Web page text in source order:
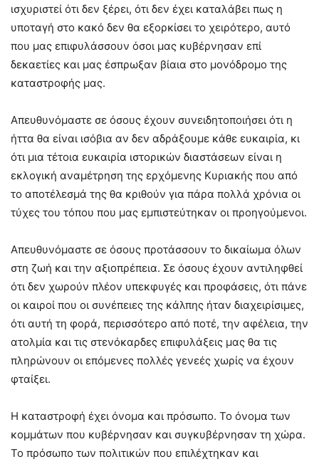
ισχυριστεί ότι δεν ξέρει, ότι δεν έχει καταλάβει πως η
υποταγή στο κακό δεν θα εξορκίσει το χειρότερο, αυτό
που μας επιφυλάσσουν όσοι μας κυβέρνησαν επί
δεκαετίες και μας έσπρωξαν βίαια στο μονόδρομο της
καταστροφής μας.
Απευθυνόμαστε σε όσους έχουν συνειδητοποιήσει ότι η
ήττα θα είναι ισόβια αν δεν αδράξουμε κάθε ευκαιρία, κι
ότι μια τέτοια ευκαιρία ιστορικών διαστάσεων είναι η
εκλογική αναμέτρηση της ερχόμενης Κυριακής που από
το αποτέλεσμά της θα κριθούν για πάρα πολλά χρόνια οι
τύχες του τόπου που μας εμπιστεύτηκαν οι προηγούμενοι.
Απευθυνόμαστε σε όσους προτάσσουν το δικαίωμα όλων
στη ζωή και την αξιοπρέπεια. Σε όσους έχουν αντιληφθεί
ότι δεν χωρούν πλέον υπεκφυγές και προφάσεις, ότι πάνε
οι καιροί που οι συνέπειες της κάλπης ήταν διαχειρίσιμες,
ότι αυτή τη φορά, περισσότερο από ποτέ, την αφέλεια, την
ατολμία και τις στενόκαρδες επιφυλάξεις μας θα τις
πληρώνουν οι επόμενες πολλές γενεές χωρίς να έχουν
φταίξει.
Η καταστροφή έχει όνομα και πρόσωπο. Το όνομα των
κομμάτων που κυβέρνησαν και συγκυβέρνησαν τη χώρα.
Το πρόσωπο των πολιτικών που επιλέχτηκαν και